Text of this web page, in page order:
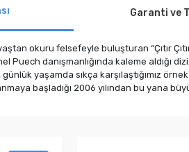
Garanti ve
okuru felsefeyle buluşturan “Çıtır
danışmanlığında kaleme aldığı
günlük yaşamda sıkça karşılaştığımız
başladığı 2006 yılından bu yana